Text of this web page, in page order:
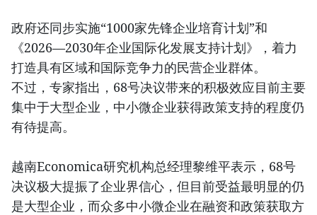
政府还同步实施“1000家先锋企业培育计划”和
《2026—2030年企业国际化发展支持计划》，着力
打造具有区域和国际竞争力的民营企业群体。
不过，专家指出，68号决议带来的积极效应目前主要
集中于大型企业，中小微企业获得政策支持的程度仍
有待提高。
越南Economica研究机构总经理黎维平表示，68号
决议极大提振了企业界信心，但目前受益最明显的仍
是大型企业，而众多中小微企业在融资和政策获取方